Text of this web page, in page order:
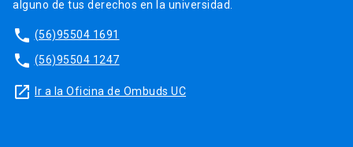
alguno de tus derechos en la universidad.
phone (56)95504 1691
phone (56)95504 1247
launch Ir a la Oficina de Ombuds UC